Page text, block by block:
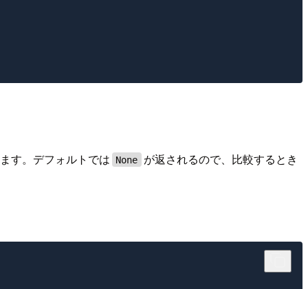
す。デフォルトでは None
が返されるので、比較するとき